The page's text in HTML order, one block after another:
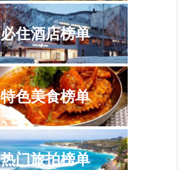
必住酒店榜单
特色美食榜单
热门旅拍榜单